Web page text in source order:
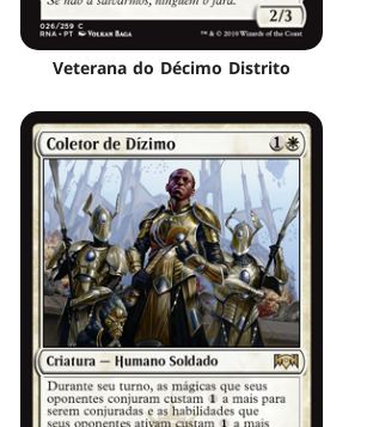
Veterana do Décimo Distrito